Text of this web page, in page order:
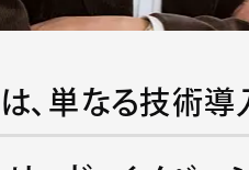
、単なる技術導